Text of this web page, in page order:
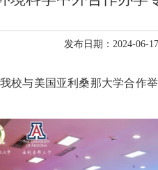
发布日期：2024-06-
校与美国亚利桑那大学合作